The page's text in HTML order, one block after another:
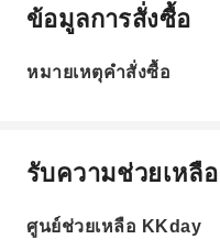
ข้อมูลการสั่งซื้อ
หมายเหตุคำสั่งซื้อ
รับความช่วยเหลือ
ศูนย์ช่วยเหลือ KKday